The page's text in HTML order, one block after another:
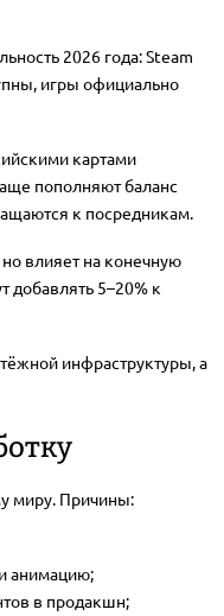
2026 года: Steam
игры официально
картами
пополняют баланс
к посредникам.
влияет на конечную
добавлять 5–20% к
инфраструктуры, а
миру. Причины:
анимацию;
в продакшн;